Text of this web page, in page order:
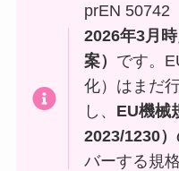
prEN 50742
2026年3月
案） です。
化）はまだ
し、 EU機械
2023/1230
バーする規